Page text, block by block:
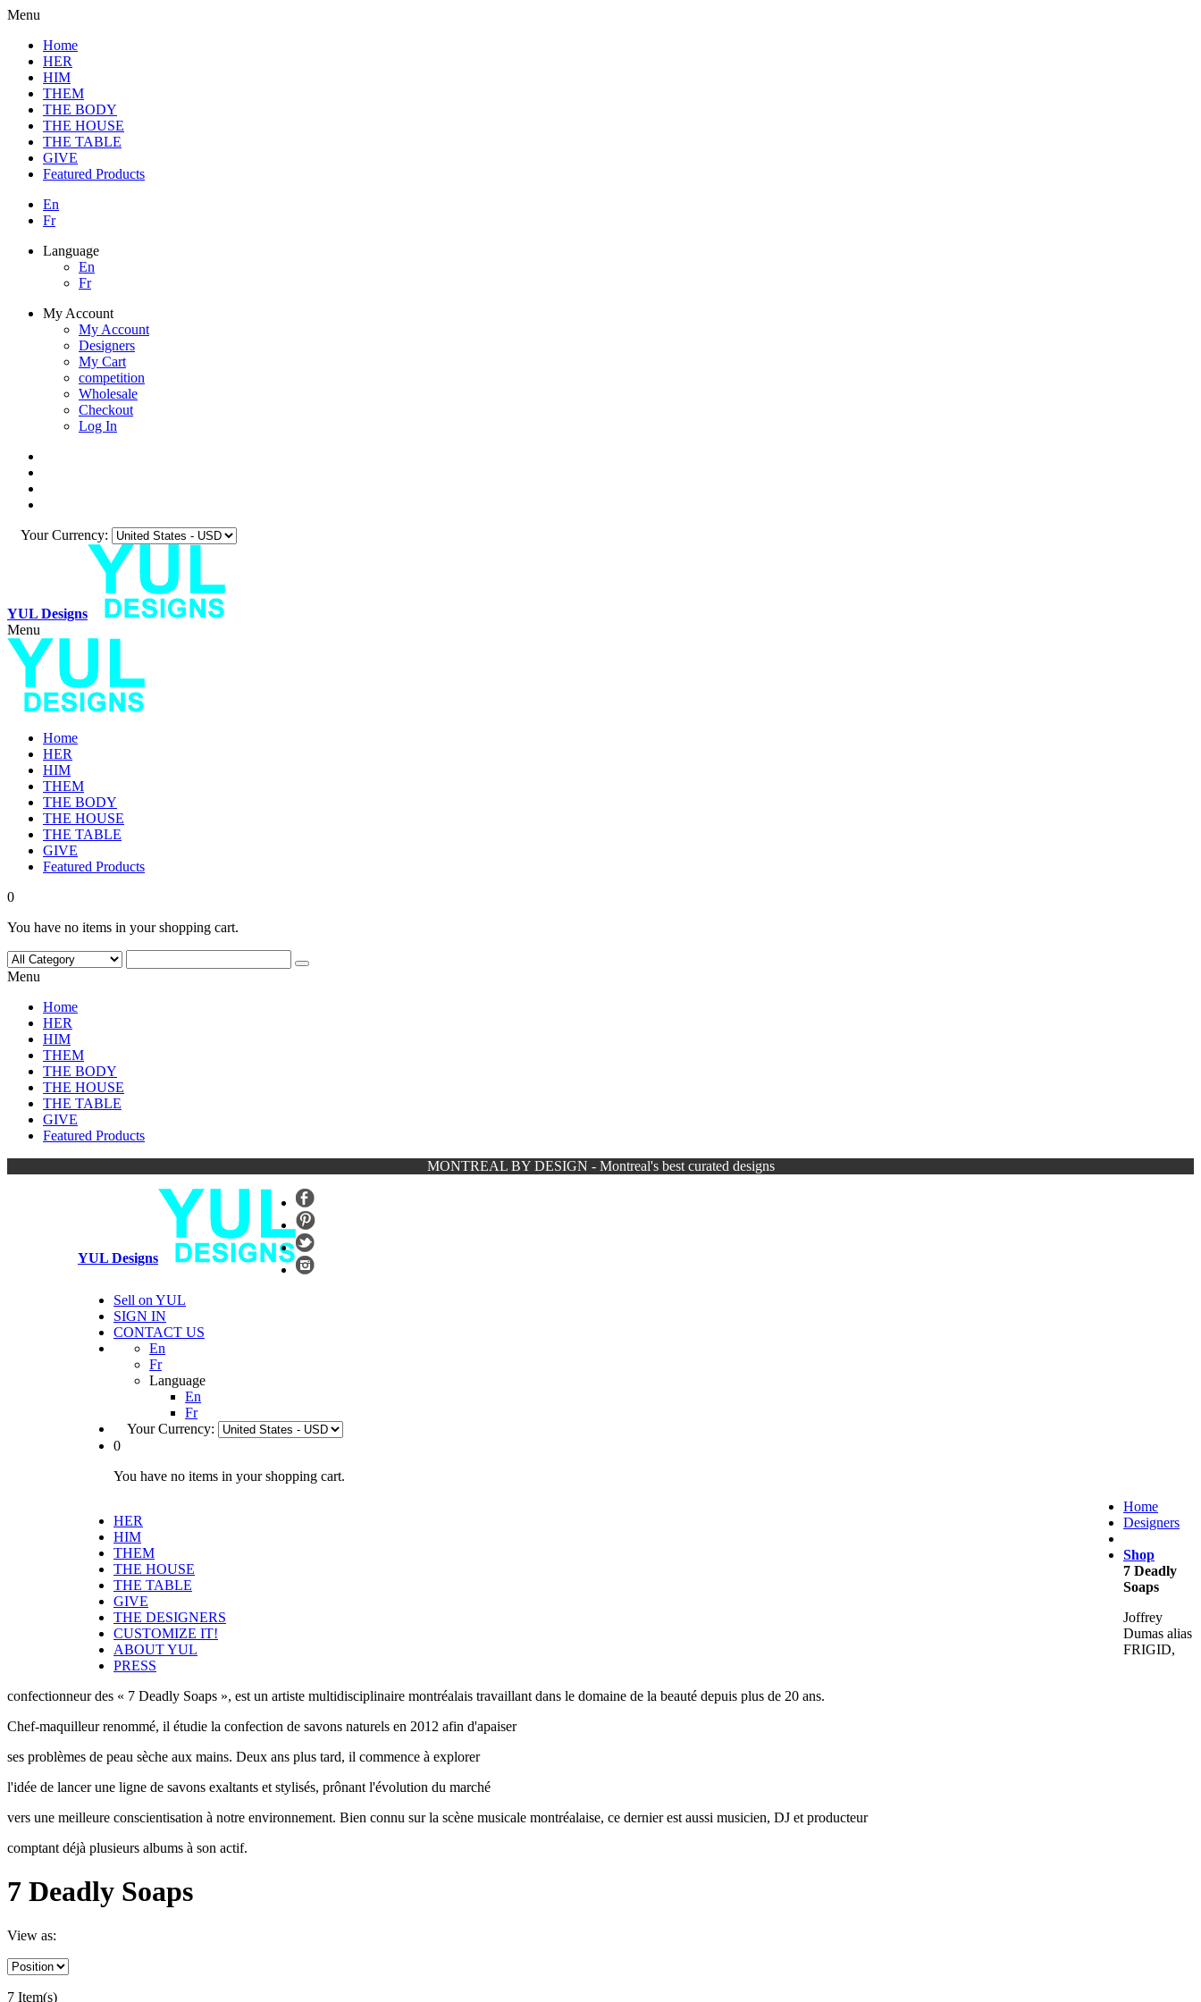
Menu
Home
HER
HIM
THEM
THE BODY
THE HOUSE
THE TABLE
GIVE
Featured Products
En
Fr
Language
En
Fr
My Account
My Account
Designers
My Cart
competition
Wholesale
Checkout
Log In
Your Currency:
YUL Designs
Menu
Home
HER
HIM
THEM
THE BODY
THE HOUSE
THE TABLE
GIVE
Featured Products
0
You have no items in your shopping cart.
Menu
Home
HER
HIM
THEM
THE BODY
THE HOUSE
THE TABLE
GIVE
Featured Products
MONTREAL BY DESIGN - Montreal's best curated designs
YUL Designs
Sell on YUL
SIGN IN
CONTACT US
En
Fr
Language
En
Fr
Your Currency:
0
You have no items in your shopping cart.
HER
HIM
THEM
THE HOUSE
THE TABLE
GIVE
THE DESIGNERS
CUSTOMIZE IT!
ABOUT YUL
PRESS
Home
Designers
Shop
7 Deadly
Soaps
Joffrey
Dumas alias
FRIGID,
confectionneur des « 7 Deadly Soaps », est un artiste multidisciplinaire montréalais travaillant dans le domaine de la beauté depuis plus de 20 ans.
Chef-maquilleur renommé, il étudie la confection de savons naturels en 2012 afin d'apaiser
ses problèmes de peau sèche aux mains. Deux ans plus tard, il commence à explorer
l'idée de lancer une ligne de savons exaltants et stylisés, prônant l'évolution du marché
vers une meilleure conscientisation à notre environnement. Bien connu sur la scène musicale montréalaise, ce dernier est aussi musicien, DJ et producteur
comptant déjà plusieurs albums à son actif.
7 Deadly Soaps
View as:
7 Item(s)